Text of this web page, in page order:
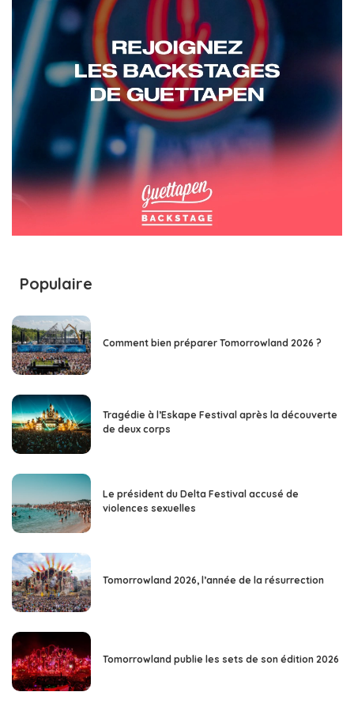
Populaire
Comment bien préparer Tomorrowland 2026 ?
Tragédie à l’Eskape Festival après la découverte
de deux corps
Le président du Delta Festival accusé de
violences sexuelles
Tomorrowland 2026, l’année de la résurrection
Tomorrowland publie les sets de son édition 2026